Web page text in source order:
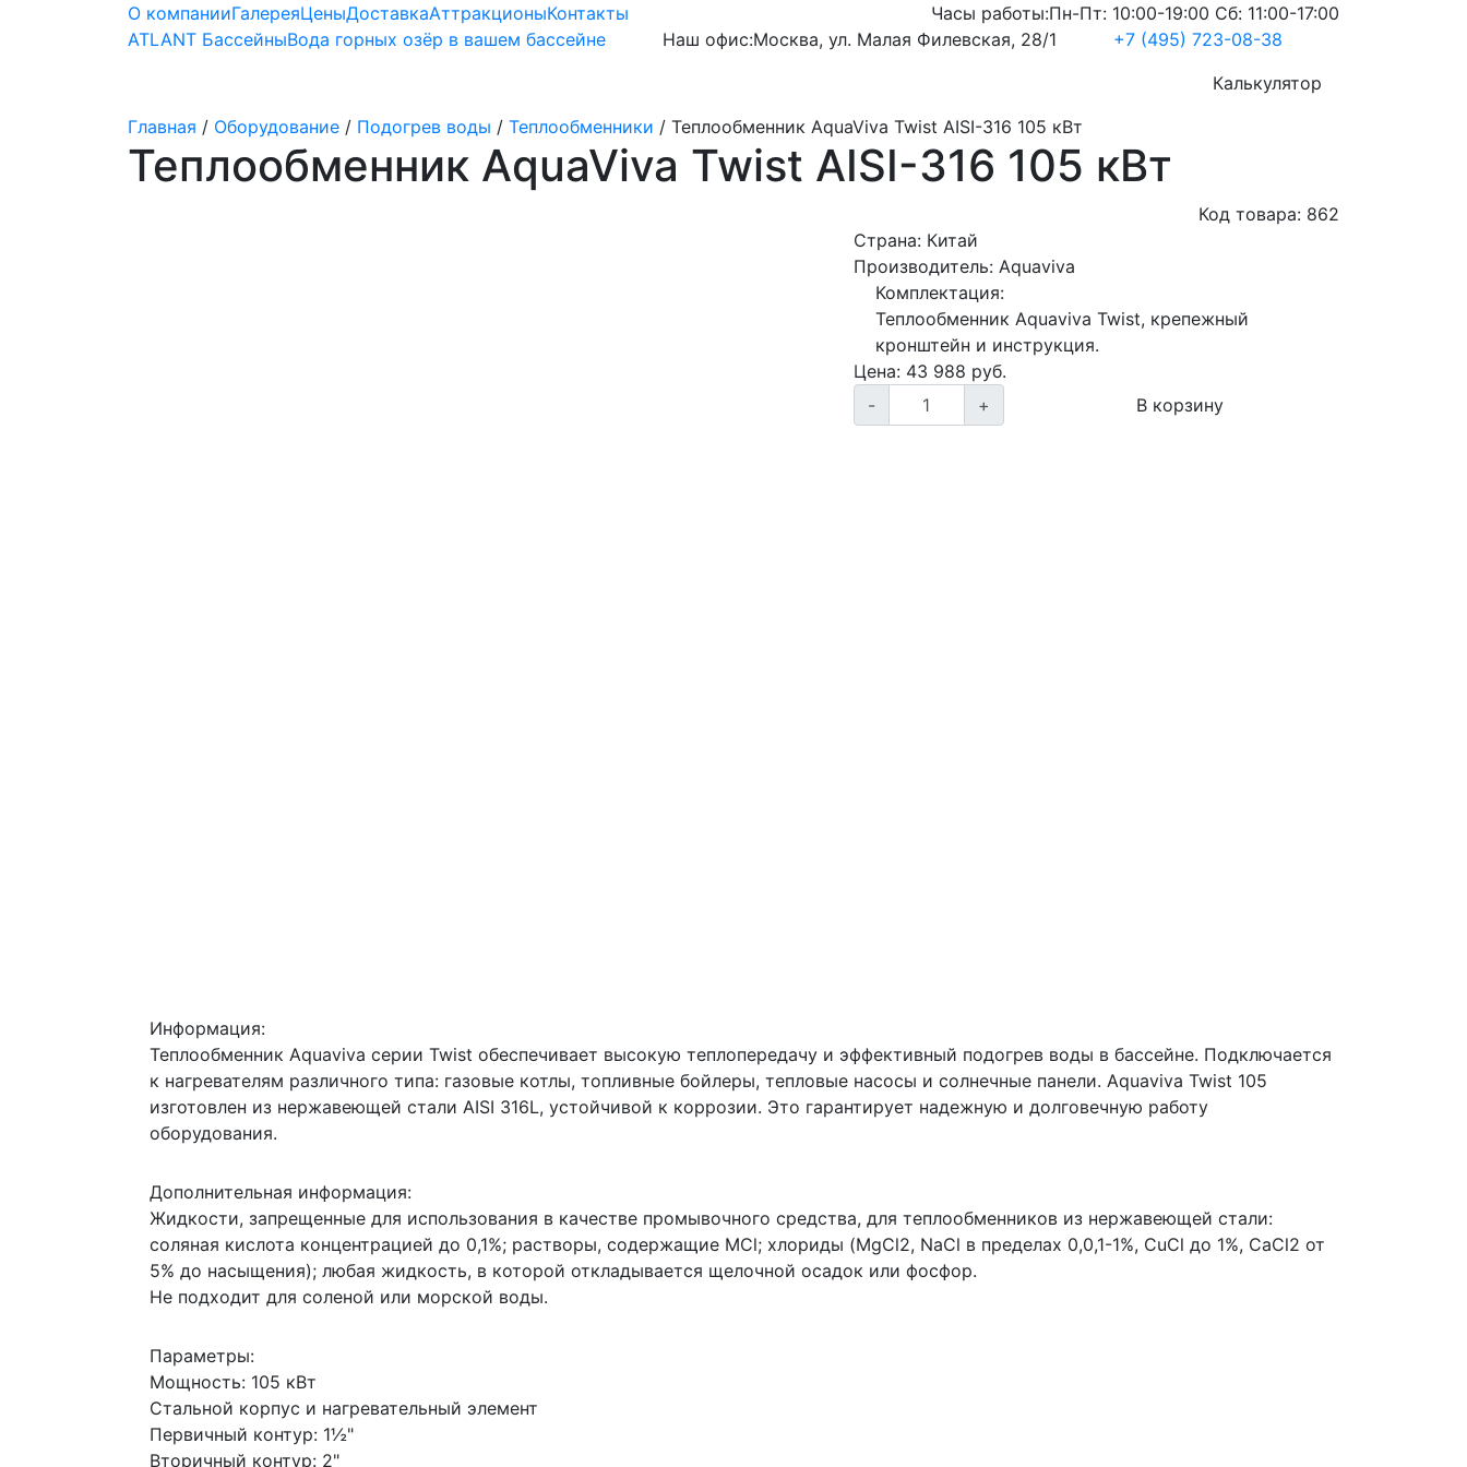
О компанииГалереяЦеныДоставкаАттракционыКонтакты Часы работы:Пн-Пт: 10:00-19:00 Сб: 11:00-17:00
ATLANT БассейныВода горных озёр в вашем бассейне Наш офис:Москва, ул. Малая Филевская, 28/1
+7 (495) 723-08-38
Калькулятор
Главная / Оборудование / Подогрев воды / Теплообменники / Теплообменник AquaViva Twist AISI-316 105 кВт
Теплообменник AquaViva Twist AISI-316 105 кВт
Код товара: 862
Страна: Китай
Производитель: Aquaviva
Комплектация:
Теплообменник Aquaviva Twist, крепежный
кронштейн и инструкция.
Цена: 43 988 руб.
-
+ В корзину
Информация:
Теплообменник Aquaviva серии Twist обеспечивает высокую теплопередачу и эффективный подогрев воды в бассейне. Подключается
к нагревателям различного типа: газовые котлы, топливные бойлеры, тепловые насосы и солнечные панели. Aquaviva Twist 105
изготовлен из нержавеющей стали AISI 316L, устойчивой к коррозии. Это гарантирует надежную и долговечную работу
оборудования.
Дополнительная информация:
Жидкости, запрещенные для использования в качестве промывочного средства, для теплообменников из нержавеющей стали:
соляная кислота концентрацией до 0,1%; растворы, содержащие MCl; хлориды (MgCl2, NaCl в пределах 0,0,1-1%, CuCl до 1%, CaCl2 от
5% до насыщения); любая жидкость, в которой откладывается щелочной осадок или фосфор.
Не подходит для соленой или морской воды.
Параметры:
Мощность: 105 кВт
Стальной корпус и нагревательный элемент
Первичный контур: 1½"
Вторичный контур: 2"